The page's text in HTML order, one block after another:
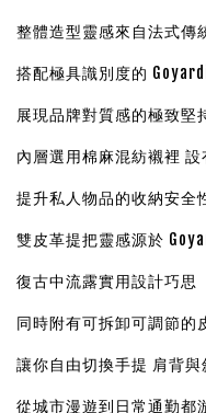
整體造型靈感來自法式傳
搭配極具識別度的
展現品牌對質感的極致堅
內層選用棉麻混紡襯裡
提升私人物品的收納安全
雙皮革提把靈感源於
復古中流露實用設計巧思
同時附有可拆卸可調節的
讓你自由切換手提 肩背與
從城市漫遊到日常通勤都